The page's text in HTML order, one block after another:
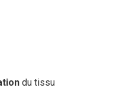
du tissu